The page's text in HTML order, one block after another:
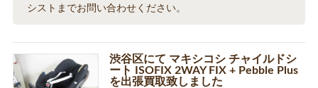
シストまでお問い合わせください。
渋谷区にて マキシコシ チャイルドシ
ート ISOFIX 2WAY FIX + Pebble Plus
を出張買取致しました